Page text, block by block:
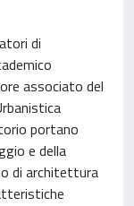
di
associato del
portano
e della
di architettura